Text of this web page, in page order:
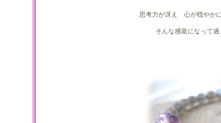
思考力が冴え 心が穏やか
そんな感覚になって